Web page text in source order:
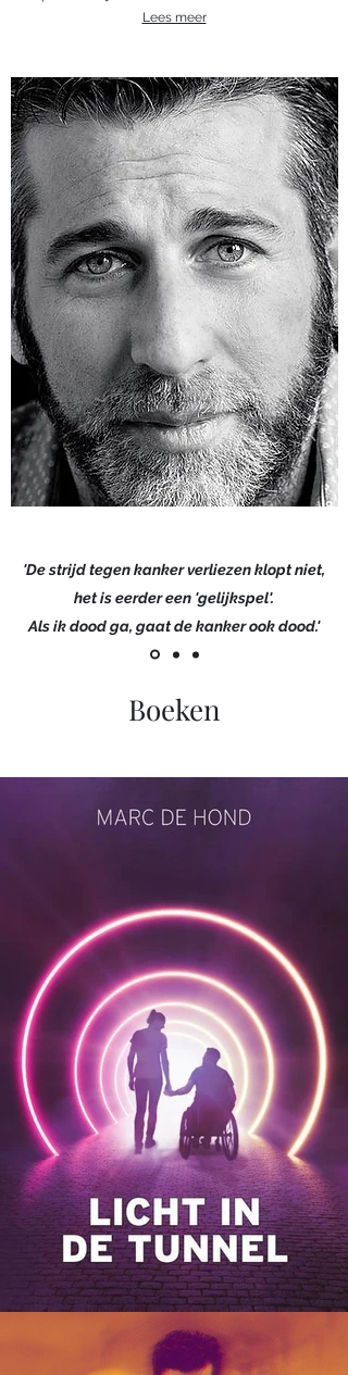
Lees meer
'De strijd tegen kanker verliezen klopt niet,
het is eerder een 'gelijkspel'.
Als ik dood ga, gaat de kanker ook dood.'
Boeken